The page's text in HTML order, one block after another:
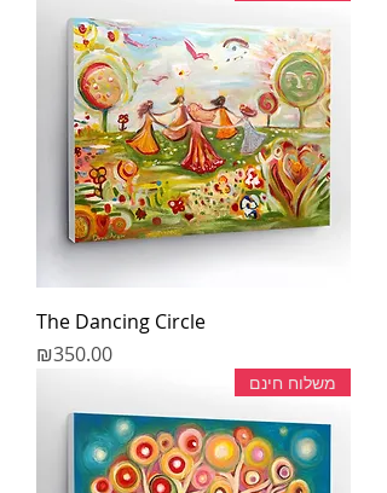
The Dancing Circle
מחיר
₪350.00
משלוח חינם